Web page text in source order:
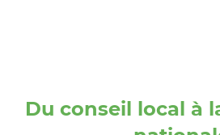
Du conseil local à